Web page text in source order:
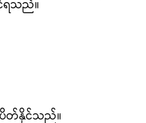
ရသည်။
တ်နိုင်သည်။